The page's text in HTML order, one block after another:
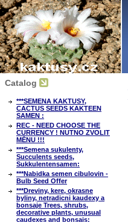
Catalog
***SEMENA KAKTUSY,
CACTUS SEEDS KAKTEEN
SAMEN :
REC - NEED CHOOSE THE
CURRENCY ! NUTNO ZVOLIT
MĚNU !!!
***Semena sukulenty,
Succulents seeds,
Sukkulentensamen:
***Nabidka semen cibulovin -
Bulb Seed Offer
***Dreviny, kere, okrasne
byliny, netradicni kaudexy a
bonsaje Trees, shrubs,
decorative plants, unusual
caudexes and bonsais: